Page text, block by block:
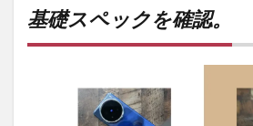
基礎スペックを確認。